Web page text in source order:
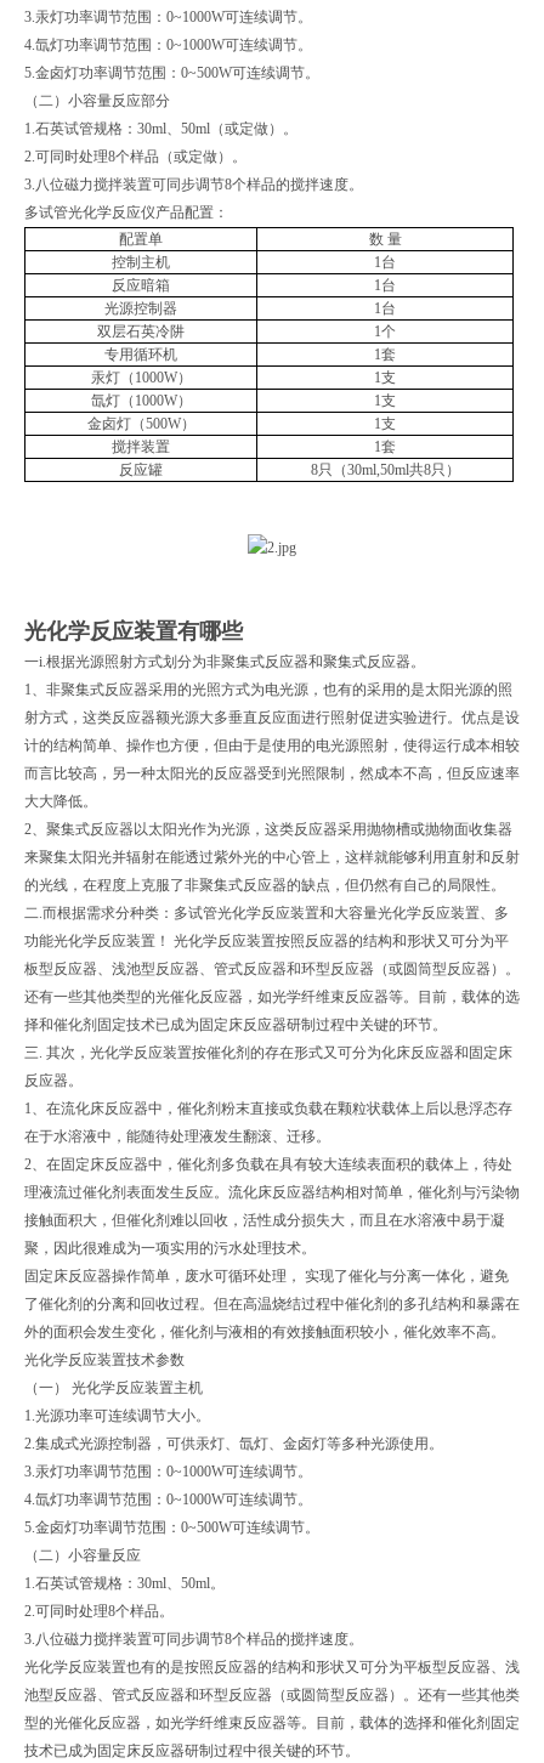
3.汞灯功率调节范围：0~1000W可连续调节。
4.氙灯功率调节范围：0~1000W可连续调节。
5.金卤灯功率调节范围：0~500W可连续调节。
（二）小容量反应部分
1.石英试管规格：30ml、50ml（或定做）。
2.可同时处理8个样品（或定做）。
3.八位磁力搅拌装置可同步调节8个样品的搅拌速度。
多试管光化学反应仪产品配置：
配置单
数 量
控制主机
1台
反应暗箱
1台
光源控制器
1台
双层石英冷阱
1个
专用循环机
1套
汞灯（1000W）
1支
氙灯（1000W）
1支
金卤灯（500W）
1支
搅拌装置
1套
反应罐
8只（30ml,50ml共8只）
光化学反应装置有哪些
一i.根据光源照射方式划分为非聚集式反应器和聚集式反应器。
1、非聚集式反应器采用的光照方式为电光源，也有的采用的是太阳光源的照
射方式，这类反应器额光源大多垂直反应面进行照射促进实验进行。优点是设
计的结构简单、操作也方便，但由于是使用的电光源照射，使得运行成本相较
而言比较高，另一种太阳光的反应器受到光照限制，然成本不高，但反应速率
大大降低。
2、聚集式反应器以太阳光作为光源，这类反应器采用抛物槽或抛物面收集器
来聚集太阳光并辐射在能透过紫外光的中心管上，这样就能够利用直射和反射
的光线，在程度上克服了非聚集式反应器的缺点，但仍然有自己的局限性。
二.而根据需求分种类：多试管光化学反应装置和大容量光化学反应装置、多
功能光化学反应装置！ 光化学反应装置按照反应器的结构和形状又可分为平
板型反应器、浅池型反应器、管式反应器和环型反应器（或圆筒型反应器）。
还有一些其他类型的光催化反应器，如光学纤维束反应器等。目前，载体的选
择和催化剂固定技术已成为固定床反应器研制过程中关键的环节。
三. 其次，光化学反应装置按催化剂的存在形式又可分为化床反应器和固定床
反应器。
1、在流化床反应器中，催化剂粉末直接或负载在颗粒状载体上后以悬浮态存
在于水溶液中，能随待处理液发生翻滚、迁移。
2、在固定床反应器中，催化剂多负载在具有较大连续表面积的载体上，待处
理液流过催化剂表面发生反应。流化床反应器结构相对简单，催化剂与污染物
接触面积大，但催化剂难以回收，活性成分损失大，而且在水溶液中易于凝
聚，因此很难成为一项实用的污水处理技术。
固定床反应器操作简单，废水可循环处理， 实现了催化与分离一体化，避免
了催化剂的分离和回收过程。但在高温烧结过程中催化剂的多孔结构和暴露在
外的面积会发生变化，催化剂与液相的有效接触面积较小，催化效率不高。
光化学反应装置技术参数
（一） 光化学反应装置主机
1.光源功率可连续调节大小。
2.集成式光源控制器，可供汞灯、氙灯、金卤灯等多种光源使用。
3.汞灯功率调节范围：0~1000W可连续调节。
4.氙灯功率调节范围：0~1000W可连续调节。
5.金卤灯功率调节范围：0~500W可连续调节。
（二）小容量反应
1.石英试管规格：30ml、50ml。
2.可同时处理8个样品。
3.八位磁力搅拌装置可同步调节8个样品的搅拌速度。
光化学反应装置也有的是按照反应器的结构和形状又可分为平板型反应器、浅
池型反应器、管式反应器和环型反应器（或圆筒型反应器）。还有一些其他类
型的光催化反应器，如光学纤维束反应器等。目前，载体的选择和催化剂固定
技术已成为固定床反应器研制过程中很关键的环节。